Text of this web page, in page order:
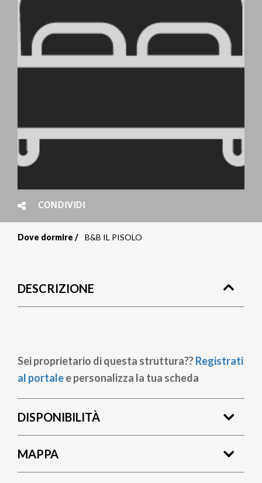
CONDIVIDI
pane
Dove dormire B&B IL PISOLO
DESCRIZIONE
Sei proprietario di questa struttura??Registrati
al portalee personalizza la tua scheda
DISPONIBILITÀ
MAPPA